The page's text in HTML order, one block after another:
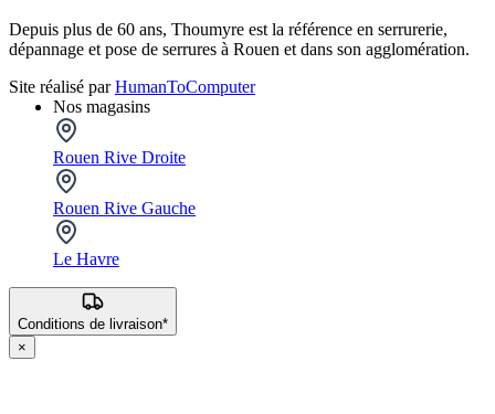
Depuis plus de 60 ans, Thoumyre est la référence en serrurerie,
dépannage et pose de serrures à Rouen et dans son agglomération.
Site réalisé parHumanToComputer
Nos magasins
Rouen Rive Droite
Rouen Rive Gauche
Le Havre
Conditions de livraison*
×